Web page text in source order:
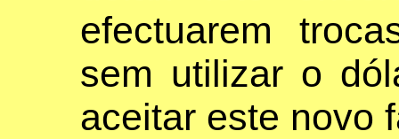
efectuarem
sem utilizar o
aceitar este novo